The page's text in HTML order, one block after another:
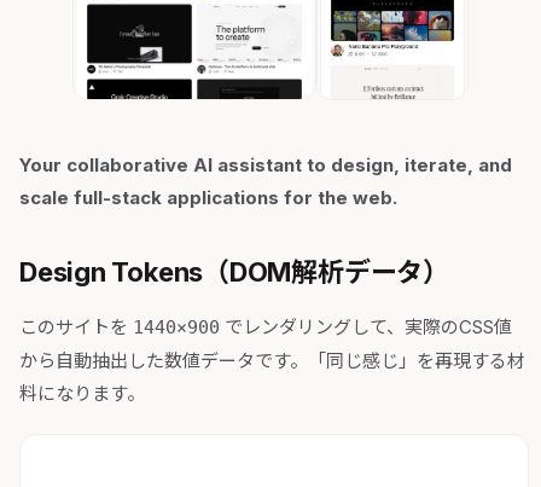
Your collaborative AI assistant to design, iterate, and
scale full-stack applications for the web.
Design Tokens（DOM解析データ）
このサイトを 1440×900 でレンダリングして、実際のCSS値
から自動抽出した数値データです。「同じ感じ」を再現する材
料になります。